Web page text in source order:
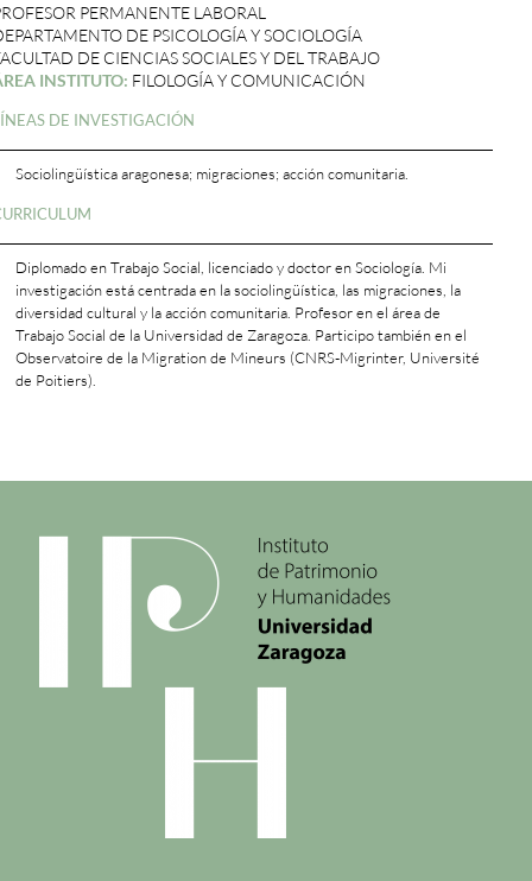
PERMANENTE LABORAL
DE PSICOLOGÍA Y SOCIOLOGÍA
DE CIENCIAS SOCIALES Y DEL TRABAJO
INSTITUTO: FILOLOGÍA Y COMUNICACIÓN
DE INVESTIGACIÓN
Sociolingüística aragonesa; migraciones; acción comunitaria.
Diplomado en Trabajo Social, licenciado y doctor en Sociología. Mi
investigación está centrada en la sociolingüística, las migraciones, la
diversidad cultural y la acción comunitaria. Profesor en el área de
Trabajo Social de la Universidad de Zaragoza. Participo también en el
Observatoire de la Migration de Mineurs (CNRS-Migrinter, Université
de Poitiers).